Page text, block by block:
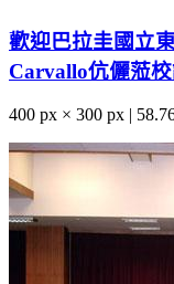
歡迎巴拉圭國立
Carvallo伉儷蒞校
400 px × 300 px |